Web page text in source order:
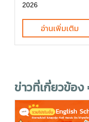
2026
อ่านเพิ่มเติม
ข่าวที่เกี่ยวข้อง